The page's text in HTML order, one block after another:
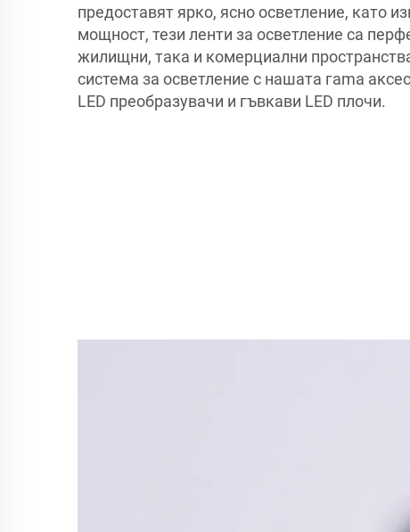
предоставят ярко, ясно осветление, като
мощност, тези ленти за осветление са
жилищни, така и комерциални
система за осветление с нашата гama
LED преобразувачи и гъвкави LED плочи.